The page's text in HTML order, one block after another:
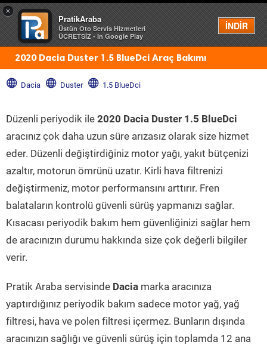
×
PratikAraba
Üstün Oto Servis Hizmetleri
ÜCRETSİZ - In Google Play
İNDİR
Menü
2020 Dacia Duster 1.5 BlueDci Araç Bakımı
Dacia Duster 1.5 BlueDci
Düzenli periyodik ile 2020 Dacia Duster 1.5 BlueDci
aracınız çok daha uzun süre arızasız olarak size hizmet
eder. Düzenli değiştirdiğiniz motor yağı, yakıt bütçenizi
azaltır, motorun ömrünü uzatır. Kirli hava filtrenizi
değiştirmeniz, motor performansını arttırır. Fren
balataların kontrolü güvenli sürüş yapmanızı sağlar.
Kısacası periyodik bakım hem güvenliğinizi sağlar hem
de aracınızın durumu hakkında size çok değerli bilgiler
verir.
Pratik Araba servisinde Dacia marka aracınıza
yaptırdığınız periyodik bakım sadece motor yağ, yağ
filtresi, hava ve polen filtresi içermez. Bunların dışında
aracınızın sağlığı ve güvenli sürüş için toplamda 12 ana